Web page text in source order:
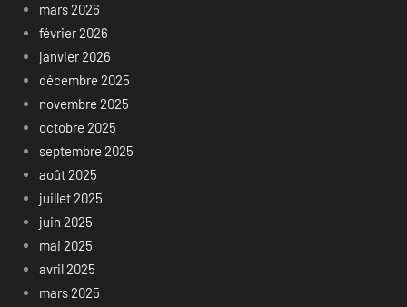
mars 2026
février 2026
janvier 2026
décembre 2025
novembre 2025
octobre 2025
septembre 2025
août 2025
juillet 2025
juin 2025
mai 2025
avril 2025
mars 2025